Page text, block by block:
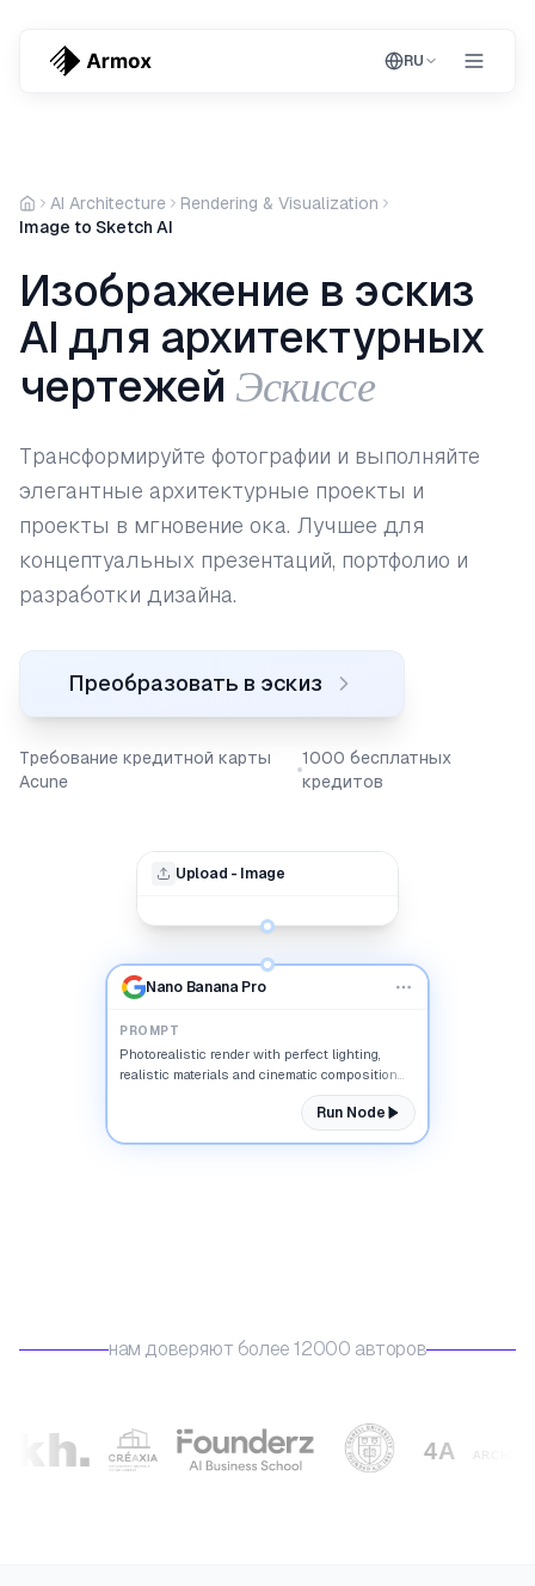
RU
AI Architecture
Rendering & Visualization
Image to Sketch AI
Изображение в эскиз
AI для архитектурных
чертежей Эскиссе
Трансформируйте фотографии и выполняйте
элегантные архитектурные проекты и
проекты в мгновение ока. Лучшее для
концептуальных презентаций, портфолио и
разработки дизайна.
Преобразовать в эскиз
Требование кредитной карты
Acune
1000 бесплатных
кредитов
Upload - Image
Nano Banana Pro
PROMPT
Photorealistic render with perfect lighting,
realistic materials and cinematic composition...
Run Node
нам доверяют более 12000 авторов